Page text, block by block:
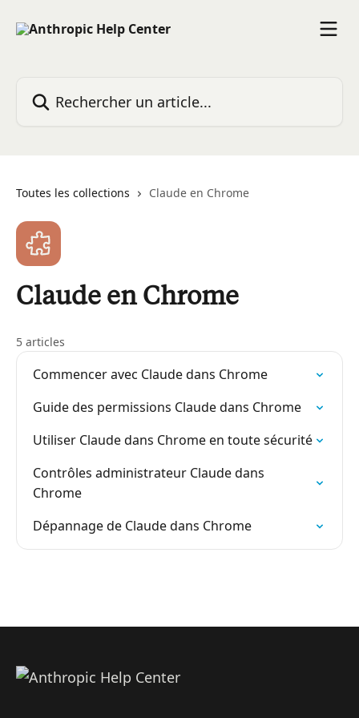
Toutes les collections Claude en Chrome
Claude en Chrome
5 articles
Commencer avec Claude dans Chrome
Guide des permissions Claude dans Chrome
Utiliser Claude dans Chrome en toute sécurité
Contrôles administrateur Claude dans
Chrome
Dépannage de Claude dans Chrome